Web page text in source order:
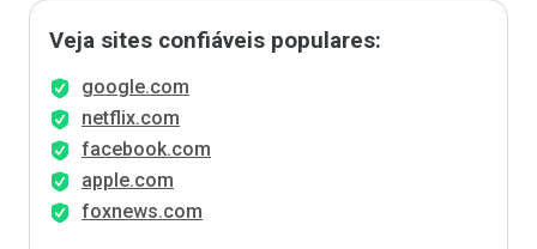
Veja sites confiáveis populares:
google.com
netflix.com
facebook.com
apple.com
foxnews.com